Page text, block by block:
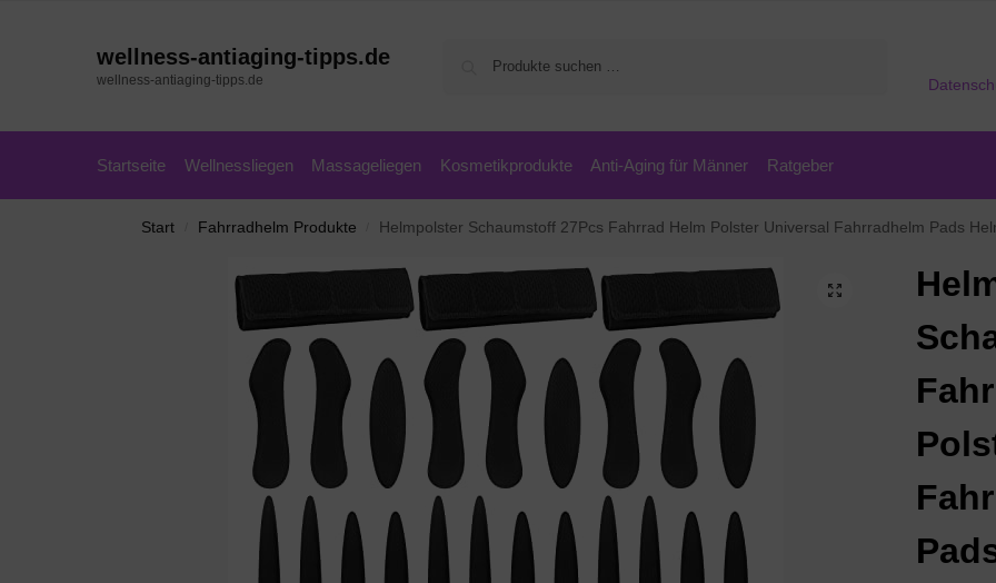
wellness-antiaging-tipps.de
wellness-antiaging-tipps.de
Startseite Wellnessliegen Massageliegen Kosmetikprodukte Anti-Aging für Männer Ratgeber
Start Fahrradhelm Produkte Helmpolster Schaumstoff 27Pcs Fahrrad Helm Polster Universal Fahrradhelm Pads Helm